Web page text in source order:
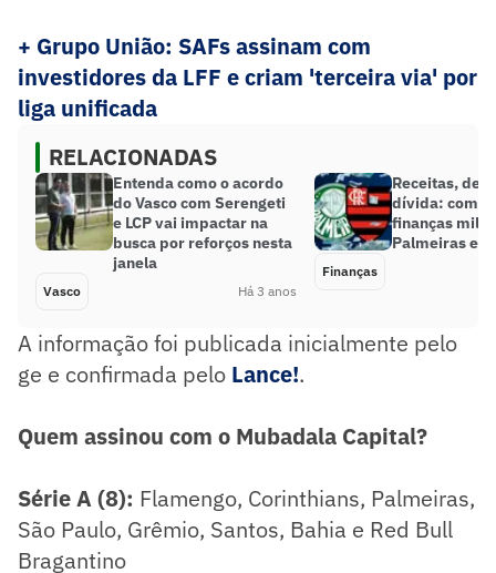
+ Grupo União: SAFs assinam com
investidores da LFF e criam 'terceira via' por
liga unificada
RELACIONADAS
Entenda como o acordo
do Vasco com Serengeti
e LCP vai impactar na
busca por reforços nesta
janela
Vasco Há 3 anos
Receitas,
dívida:
finanças
Palmeiras e
Finanças
A informação foi publicada inicialmente pelo
ge e confirmada pelo Lance!.
Quem assinou com o Mubadala Capital?
Série A (8): Flamengo, Corinthians, Palmeiras,
São Paulo, Grêmio, Santos, Bahia e Red Bull
Bragantino